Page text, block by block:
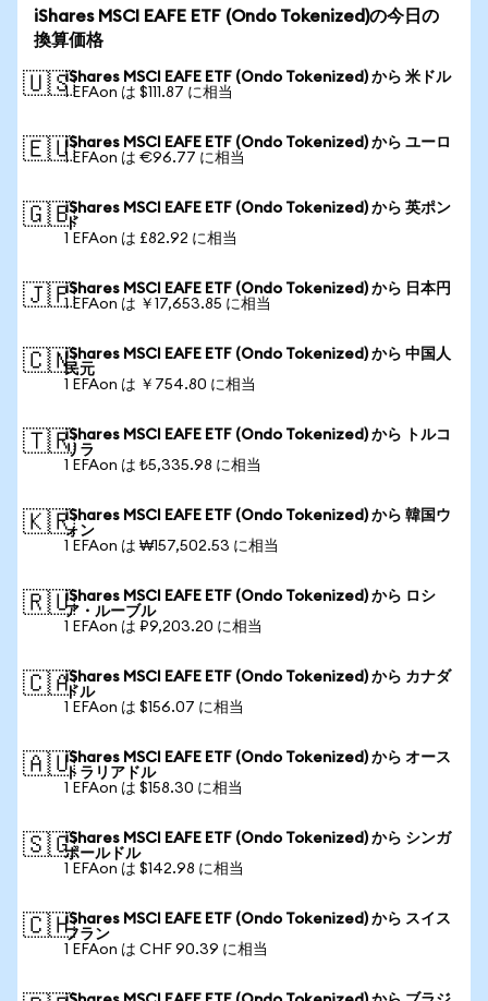
iShares MSCI EAFE ETF (Ondo Tokenized)の今日の
換算価格
🇺🇸iShares MSCI EAFE ETF (Ondo Tokenized) から 米ドル
1 EFAon は $111.87 に相当
🇪🇺iShares MSCI EAFE ETF (Ondo Tokenized) から ユーロ
1 EFAon は €96.77 に相当
🇬🇧iShares MSCI EAFE ETF (Ondo Tokenized) から 英ポン
ド
1 EFAon は £82.92 に相当
🇯🇵iShares MSCI EAFE ETF (Ondo Tokenized) から 日本円
1 EFAon は ￥17,653.85 に相当
🇨🇳iShares MSCI EAFE ETF (Ondo Tokenized) から 中国人
民元
1 EFAon は ￥754.80 に相当
🇹🇷iShares MSCI EAFE ETF (Ondo Tokenized) から トルコ
リラ
1 EFAon は ₺5,335.98 に相当
🇰🇷iShares MSCI EAFE ETF (Ondo Tokenized) から 韓国ウ
ォン
1 EFAon は ₩157,502.53 に相当
🇷🇺iShares MSCI EAFE ETF (Ondo Tokenized) から ロシ
ア・ルーブル
1 EFAon は ₽9,203.20 に相当
🇨🇦iShares MSCI EAFE ETF (Ondo Tokenized) から カナダ
ドル
1 EFAon は $156.07 に相当
🇦🇺iShares MSCI EAFE ETF (Ondo Tokenized) から オース
トラリアドル
1 EFAon は $158.30 に相当
🇸🇬iShares MSCI EAFE ETF (Ondo Tokenized) から シンガ
ポールドル
1 EFAon は $142.98 に相当
🇨🇭iShares MSCI EAFE ETF (Ondo Tokenized) から スイス
フラン
1 EFAon は CHF 90.39 に相当